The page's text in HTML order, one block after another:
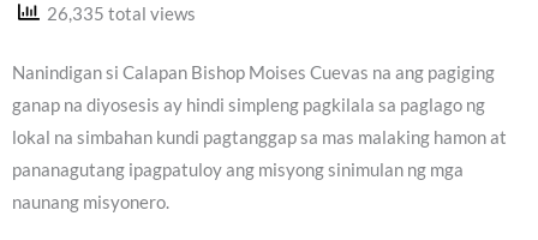
26,335 total views
Nanindigan si Calapan Bishop Moises Cuevas na ang pagiging
ganap na diyosesis ay hindi simpleng pagkilala sa paglago ng
lokal na simbahan kundi pagtanggap sa mas malaking hamon at
pananagutang ipagpatuloy ang misyong sinimulan ng mga
naunang misyonero.